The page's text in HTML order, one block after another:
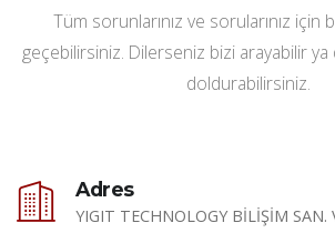
Tüm sorunlarınız ve sorularınız için
geçebilirsiniz. Dilerseniz bizi arayabilir ya
doldurabilirsiniz.
Adres
YIGIT TECHNOLOGY BİLİŞİM SAN.